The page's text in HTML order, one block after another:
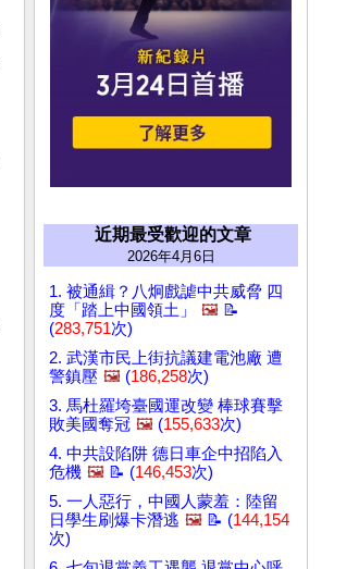
近期最受歡迎的文章
2026年4月6日
1. 被通緝？八炯戲謔中共威脅 四
度「踏上中國領土」
🖼️ 📝
(283,751次)
2. 武漢市民上街抗議建電池廠 遭
警鎮壓 🖼️ (186,258次)
3. 馬杜羅垮臺國運改變 棒球賽擊
敗美國奪冠 🖼️ (155,633次)
4. 中共設陷阱 德日車企中招陷入
危機 🖼️ 📝 (146,453次)
5. 一人惡行，中國人蒙羞：陸留
日學生刷爆卡潛逃 🖼️ 📝 (144,154
次)